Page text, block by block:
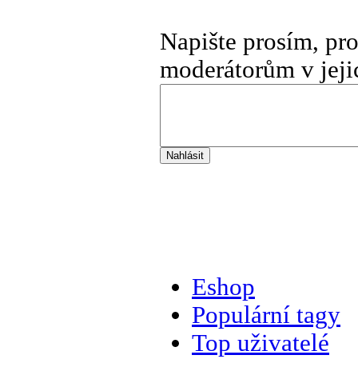
Napište prosím,
moderátorům v
Eshop
Populární tagy
Top uživatelé